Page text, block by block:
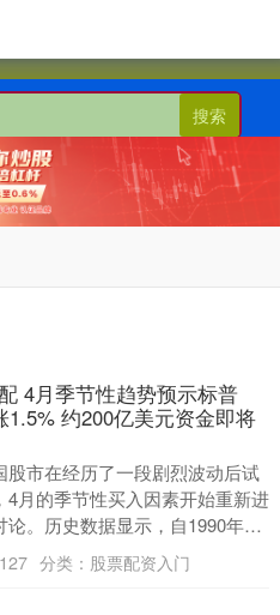
搜索
4月季节性趋势预示标普
1.5% 约200亿美元资金即将
股市在经历了一段剧烈波动后试
4月的季节性买入因素开始重新进
论。历史数据显示，自1990年以
500指数在4月份平均上涨1.5%，
127 分类： 股票配资入门